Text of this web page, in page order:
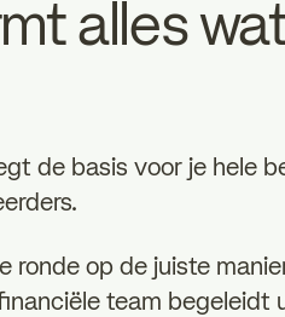
alles
de basis voor je hele
ronde op de juiste
team begeleidt